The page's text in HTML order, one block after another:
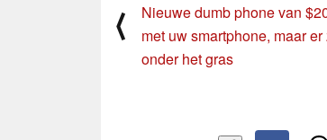
⟨
Nieuwe dumb phone van
met uw smartphone, maar
onder het gras